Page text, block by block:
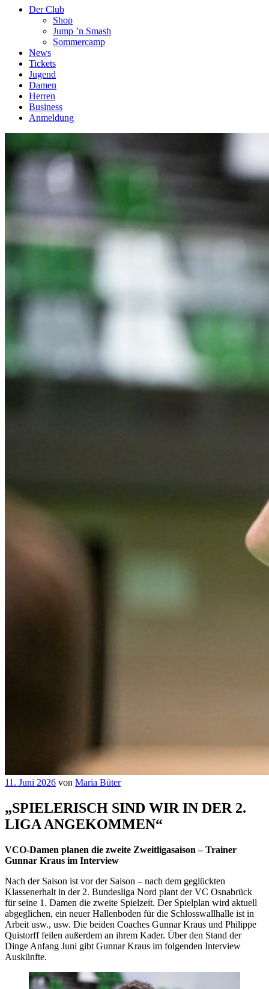
Der Club
Shop
Jump ’n Smash
Sommercamp
News
Tickets
Jugend
Damen
Herren
Business
Anmeldung
Veröffentlicht
11. Juni 2026 von Maria Büter
„SPIELERISCH SIND WIR IN DER 2.
LIGA ANGEKOMMEN“
VCO-Damen planen die zweite Zweitligasaison – Trainer
Gunnar Kraus im Interview
Nach der Saison ist vor der Saison – nach dem geglückten
Klassenerhalt in der 2. Bundesliga Nord plant der VC Osnabrück
für seine 1. Damen die zweite Spielzeit. Der Spielplan wird aktuell
abgeglichen, ein neuer Hallenboden für die Schlosswallhalle ist in
Arbeit usw., usw. Die beiden Coaches Gunnar Kraus und Philippe
Quistorff feilen außerdem an ihrem Kader. Über den Stand der
Dinge Anfang Juni gibt Gunnar Kraus im folgenden Interview
Auskünfte.